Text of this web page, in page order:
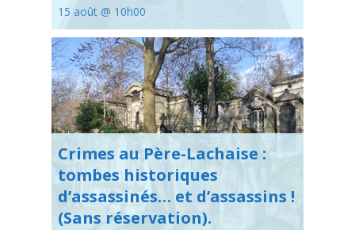
15 août @ 10h00
Crimes au Père-Lachaise :
tombes historiques
d’assassinés… et d’assassins !
(Sans réservation).